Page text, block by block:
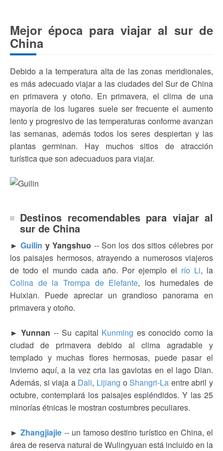
Mejor época para viajar al sur de
China
Debido a la temperatura alta de las zonas meridionales,
es más adecuado viajar a las ciudades del Sur de China
en primavera y otoño. En primavera, el clima de una
mayoría de los lugares suele ser frecuente el aumento
lento y progresivo de las temperaturas conforme avanzan
las semanas, además todos los seres despiertan y las
plantas germinan. Hay muchos sitios de atracción
turística que son adecuaduos para viajar.
Destinos recomendables para viajar al
sur de China
►Guilin y Yangshuo -- Son los dos sitios célebres por
los paisajes hermosos, atrayendo a numerosos viajeros
de todo el mundo cada año. Por ejemplo el río Li, la
Colina de la Trompa de Elefante, los humedales de
Huixian. Puede apreciar un grandioso panorama en
primavera y otoño.
► Yunnan -- Su capital Kunming es conocido como la
ciudad de primavera debido al clima agradable y
templado y muchas flores hermosas, puede pasar el
invierno aquí, a la vez cria las gaviotas en el lago Dian.
Además, si viaja a Dali, Lijiang oShangri-La entre abril y
octubre, contemplará los paisajes espléndidos. Y las 25
minorías étnicas le mostran costumbres peculiares.
► Zhangjiajie -- un famoso destino turístico en China, el
área de reserva natural de Wulingyuan está incluido en la